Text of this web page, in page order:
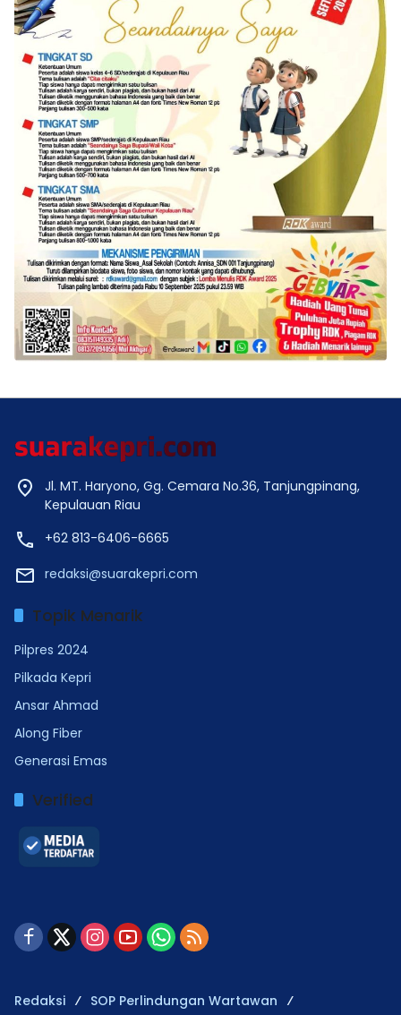
Jl. MT. Haryono, Gg. Cemara No.36, Tanjungpinang,
Kepulauan Riau
+62 813-6406-6665
redaksi@suarakepri.com
Topik Menarik
Pilpres 2024
Pilkada Kepri
Ansar Ahmad
Along Fiber
Generasi Emas
Verified
Redaksi SOP Perlindungan Wartawan